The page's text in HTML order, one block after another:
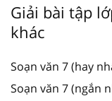
Giải bài tập
khác
Soạn văn 7 (hay
Soạn văn 7 (ngắn